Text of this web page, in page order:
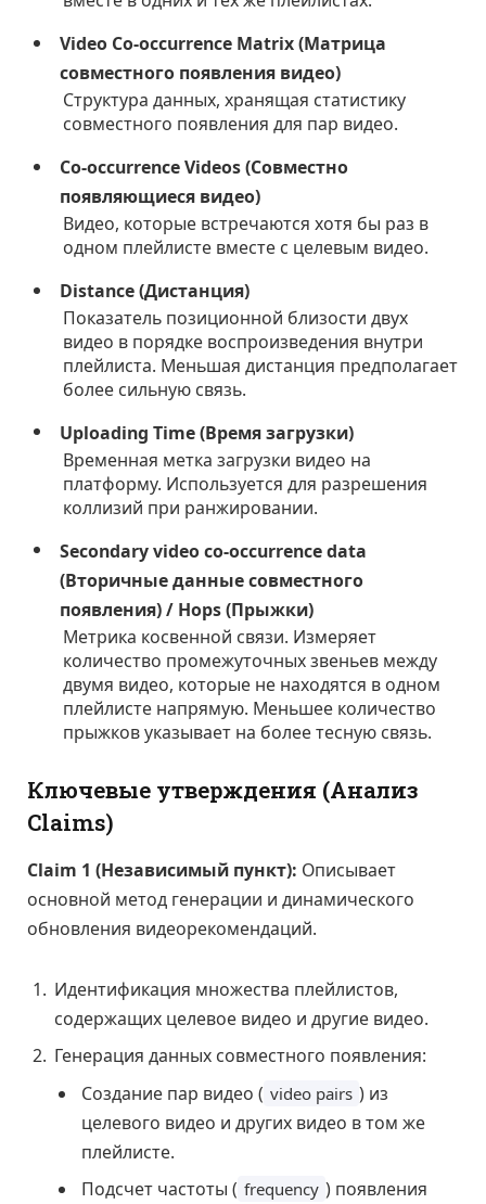
Video Co-occurrence Matrix (Матрица
совместного появления видео)
Структура данных, хранящая статистику
совместного появления для пар видео.
Co-occurrence Videos (Совместно
появляющиеся видео)
Видео, которые встречаются хотя бы раз в
одном плейлисте вместе с целевым видео.
Distance (Дистанция)
Показатель позиционной близости двух
видео в порядке воспроизведения внутри
плейлиста. Меньшая дистанция предполагает
более сильную связь.
Uploading Time (Время загрузки)
Временная метка загрузки видео на
платформу. Используется для разрешения
коллизий при ранжировании.
Secondary video co-occurrence data
(Вторичные данные совместного
появления) / Hops (Прыжки)
Метрика косвенной связи. Измеряет
количество промежуточных звеньев между
двумя видео, которые не находятся в одном
плейлисте напрямую. Меньшее количество
прыжков указывает на более тесную связь.
Ключевые утверждения (Анализ
Claims)
Claim 1 (Независимый пункт): Описывает
основной метод генерации и динамического
обновления видеорекомендаций.
Идентификация множества плейлистов,
содержащих целевое видео и другие видео.
Генерация данных совместного появления:
Создание пар видео ( video pairs ) из
целевого видео и других видео в том же
плейлисте.
Подсчет частоты ( frequency ) появления